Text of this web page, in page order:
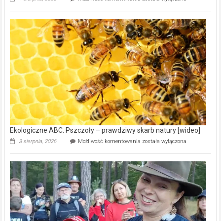
Ekologiczne ABC. Z kamerą wśród nietoperzy [wideo]
30 lipca, 2026 Możliwość komentowaniaEkologiczne
ABC.
Z
kamerą
wśród
nietoperzy
została wyłączona